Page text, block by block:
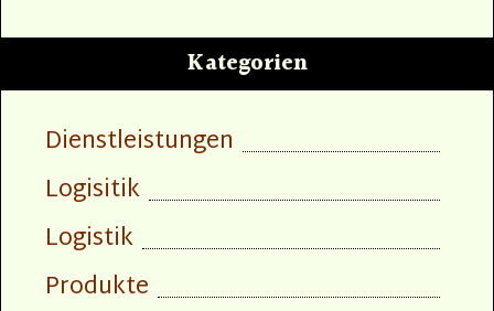
Kategorien
Dienstleistungen
Logisitik
Logistik
Produkte